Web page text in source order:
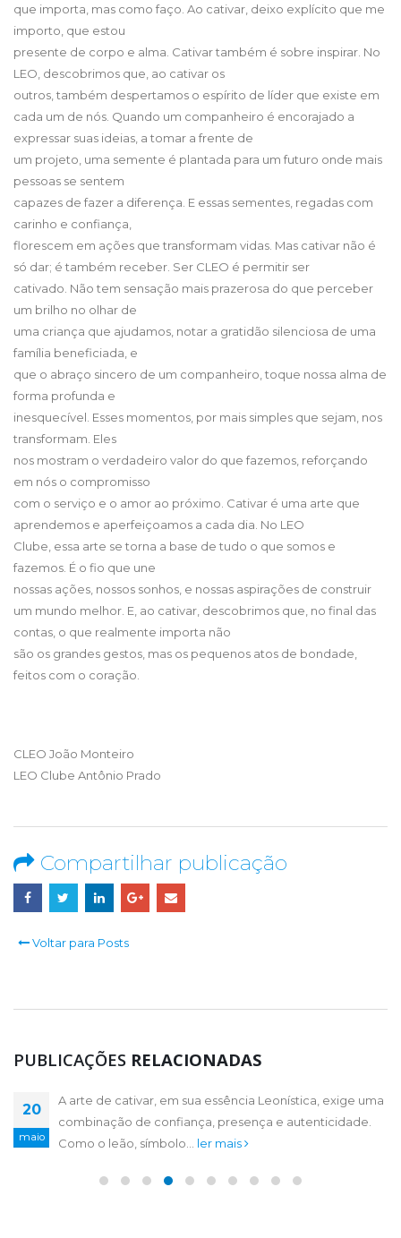
que importa, mas como faço. Ao cativar, deixo explícito que me
importo, que estou
presente de corpo e alma. Cativar também é sobre inspirar. No
LEO, descobrimos que, ao cativar os
outros, também despertamos o espírito de líder que existe em
cada um de nós. Quando um companheiro é encorajado a
expressar suas ideias, a tomar a frente de
um projeto, uma semente é plantada para um futuro onde mais
pessoas se sentem
capazes de fazer a diferença. E essas sementes, regadas com
carinho e confiança,
florescem em ações que transformam vidas. Mas cativar não é
só dar; é também receber. Ser CLEO é permitir ser
cativado. Não tem sensação mais prazerosa do que perceber
um brilho no olhar de
uma criança que ajudamos, notar a gratidão silenciosa de uma
família beneficiada, e
que o abraço sincero de um companheiro, toque nossa alma de
forma profunda e
inesquecível. Esses momentos, por mais simples que sejam, nos
transformam. Eles
nos mostram o verdadeiro valor do que fazemos, reforçando
em nós o compromisso
com o serviço e o amor ao próximo. Cativar é uma arte que
aprendemos e aperfeiçoamos a cada dia. No LEO
Clube, essa arte se torna a base de tudo o que somos e
fazemos. É o fio que une
nossas ações, nossos sonhos, e nossas aspirações de construir
um mundo melhor. E, ao cativar, descobrimos que, no final das
contas, o que realmente importa não
são os grandes gestos, mas os pequenos atos de bondade,
feitos com o coração.
CLEO João Monteiro
LEO Clube Antônio Prado
Compartilhar publicação
Voltar para Posts
PUBLICAÇÕES RELACIONADAS
20
maio
A arte de cativar, em sua essência Leonística, exige uma
combinação de confiança, presença e autenticidade.
Como o leão, símbolo... ler mais
20
maio
Em um mundo repleto de distrações e superficialidades,
o LEO nos ensina o poder de cativar e amar, nos ensina...
ler mais